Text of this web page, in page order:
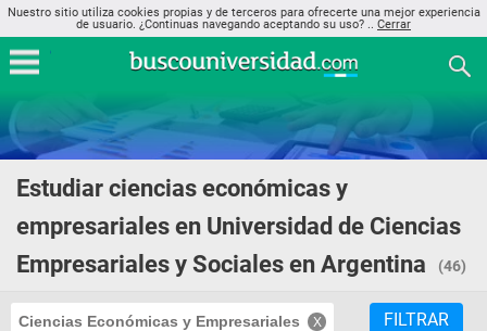
Nuestro sitio utiliza cookies propias y de terceros para ofrecerte una mejor experiencia
de usuario. ¿Continuas navegando aceptando su uso? .. Cerrar
Estudiar ciencias económicas y
empresariales en Universidad de Ciencias
Empresariales y Sociales en Argentina
(46)
Ciencias Económicas y Empresariales FILTRAR